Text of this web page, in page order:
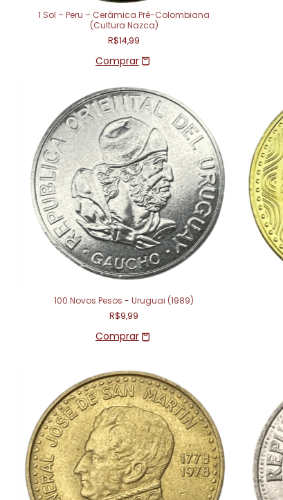
1 Sol – Peru – Cerâmica Pré-Colombiana
(Cultura Nazca)
R$14,99
100 Novos Pesos - Uruguai (1989)
R$9,99